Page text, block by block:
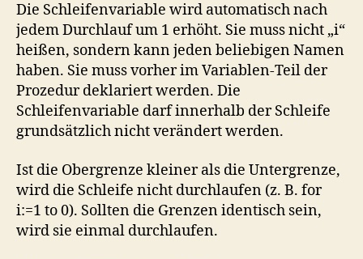
Die Schleifenvariable wird automatisch nach
jedem Durchlauf um 1 erhöht. Sie muss nicht „i“
heißen, sondern kann jeden beliebigen Namen
haben. Sie muss vorher im Variablen-Teil der
Prozedur deklariert werden. Die
Schleifenvariable darf innerhalb der Schleife
grundsätzlich nicht verändert werden.
Ist die Obergrenze kleiner als die Untergrenze,
wird die Schleife nicht durchlaufen (z. B. for
i:=1 to 0). Sollten die Grenzen identisch sein,
wird sie einmal durchlaufen.